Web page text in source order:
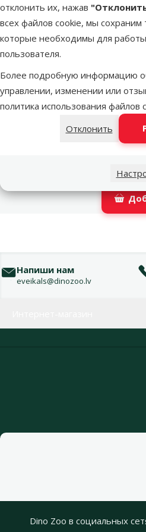
отклонить их, нажав
всех файлов cookie, мы сохраним
которые необходимы для
пользователя.
Более подробную информацию
управлении, изменении или
политика использования файлов
Отклонить
LATVIJAS PASTS
OMNIVA пакоматы
Напиши нам
eveikals@dinozoo.lv
Dino Zoo в социальных